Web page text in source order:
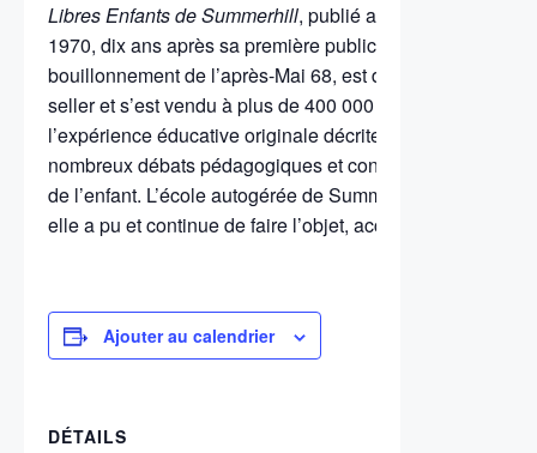
Libres Enfants de Summerhill, publié aux éditions
1970, dix ans après sa première publication à New York
bouillonnement de l’après-Mai 68, est devenu en
seller et s’est vendu à plus de 400 000 exemplaires.
l’expérience éducative originale décrite dans cet
nombreux débats pédagogiques et contribué à lancer la
de l’enfant. L’école autogérée de Summerhill, malgré les
elle a pu et continue de faire l’objet, accueille toujours
Ajouter au calendrier
DÉTAILS